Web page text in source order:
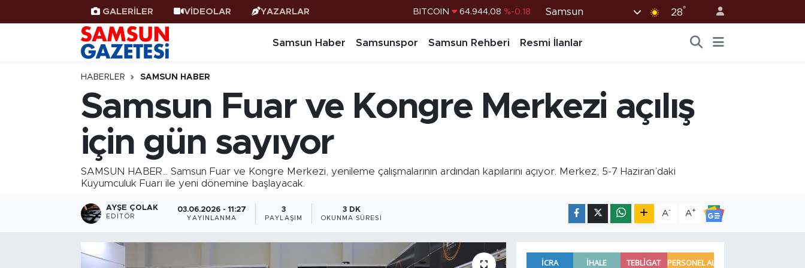
GALERİLER VİDEOLAR YAZARLAR DOLAR 47,7436 %0.18
BİST100 13.779 %-14
BITCOIN 64.944,08 %-0.18
Samsun 28°
Samsun Haber Samsunspor Samsun Rehberi Resmi İlanlar
HABERLER SAMSUN HABER
Samsun Fuar ve Kongre Merkezi açılış
için gün sayıyor
SAMSUN HABER... Samsun Fuar ve Kongre Merkezi, yenileme çalışmalarının ardından kapılarını açıyor. Merkez, 5-7 Haziran’daki
Kuyumculuk Fuarı ile yeni dönemine başlayacak.
AYŞE ÇOLAK
EDITÖR
03.06.2026 - 11:27
YAYINLANMA
3
PAYLAŞIM
3 DK
OKUNMA SÜRESI
A- A+
Samsun Haber
Samsunspor
Samsun Rehberi
Resmi İlanlar
Samsun Nöbetçi Eczaneler
Samsun Hava Durumu
SAMSUN Namaz Vakitleri
Samsun Trafik Yoğunluk Haritası
Süper Lig Puan Durumu ve Fikstür
Haber Arşivi